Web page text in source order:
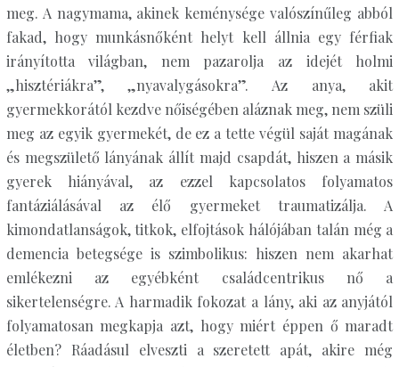
meg. A nagymama, akinek keménysége valószínűleg abból
fakad, hogy munkásnőként helyt kell állnia egy férfiak
irányította világban, nem pazarolja az idejét holmi
„hisztériákra”, „nyavalygásokra”. Az anya, akit
gyermekkorától kezdve nőiségében aláznak meg, nem szüli
meg az egyik gyermekét, de ez a tette végül saját magának
és megszülető lányának állít majd csapdát, hiszen a másik
gyerek hiányával, az ezzel kapcsolatos folyamatos
fantáziálásával az élő gyermeket traumatizálja. A
kimondatlanságok, titkok, elfojtások hálójában talán még a
demencia betegsége is szimbolikus: hiszen nem akarhat
emlékezni az egyébként családcentrikus nő a
sikertelenségre. A harmadik fokozat a lány, aki az anyjától
folyamatosan megkapja azt, hogy miért éppen ő maradt
életben? Ráadásul elveszti a szeretett apát, akire még